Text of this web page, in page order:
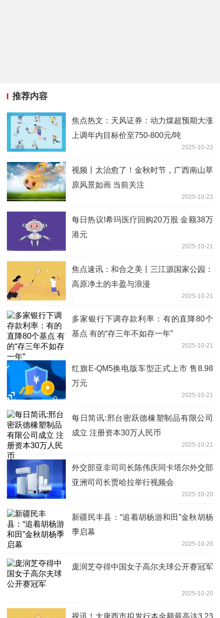
推荐内容
焦点热文：天风证券：动力煤超预期大涨
上调年内目标价至750-800元/吨
2025-10-22
视频丨太治愈了！金秋时节，广西南山草
原风景如画 当前关注
2025-10-22
每日热议!希玛医疗回购20万股 金额38万
港元
2025-10-21
焦点速讯：和合之美丨三江源国家公园：
高原净土的丰盈与浪漫
2025-10-21
多家银行下调存款利率：有的直降80个
基点 有的“存三年不如存一年”
2025-10-21
红旗E-QM5换电版车型正式上市 售8.98
万元
2025-10-21
每日简讯:邢台密跃德橡塑制品有限公司
成立 注册资本30万人民币
2025-10-21
外交部亚非司司长陈伟庆同卡塔尔外交部
亚洲司司长贾哈拉举行视频会
2025-10-20
新疆民丰县：“追着胡杨游和田”金秋胡杨
季启幕
2025-10-20
庞润芝夺得中国女子高尔夫球公开赛冠军
2025-10-20
视讯！大唐西市拟发行本金额最高达3.23